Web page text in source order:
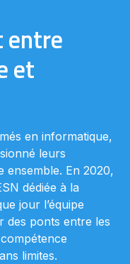
entre
et
en informatique,
leurs
En 2020,
dédiée à la
jour l’équipe
des ponts entre les
limites.